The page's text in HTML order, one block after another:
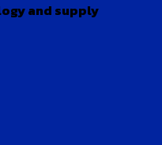
and supply